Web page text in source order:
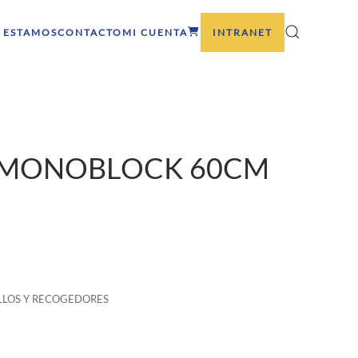
CONTACTO MI CUENTA INTRANET
60CM
Y RECOGEDORES